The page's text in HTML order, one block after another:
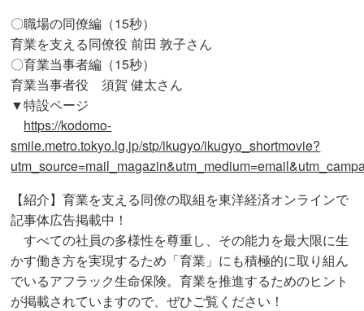
〇職場の同僚編（15秒）
育業を支える同僚役 前田 敦子さん
〇育業当事者編（15秒）
育業当事者役 須賀 健太さん
▼特設ページ
https://kodomo-
smile.metro.tokyo.lg.jp/stp/ikugyo/ikugyo_shortmovie?
【紹介】育業を支える同僚の取組を東洋経済オンラインで
記事体広告掲載中！
すべての社員の多様性を尊重し、その能力を最大限に生
かす働き方を実現するため「育業」にも積極的に取り組ん
でいるアフラック生命保険。育業を推進するためのヒント
が掲載されていますので、ぜひご覧ください！